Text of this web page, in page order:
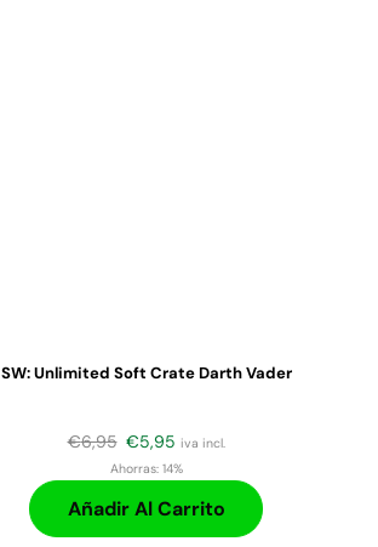
SW: Unlimited Soft Crate Darth Vader
€6,95 €5,95 iva incl.
Ahorras:14%
Añadir Al Carrito